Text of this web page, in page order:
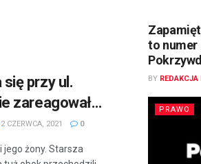
się przy ul.
zareagował…
CZERWCA, 2021 0
jego żony. Starsza
to numer
BY
PRAWO